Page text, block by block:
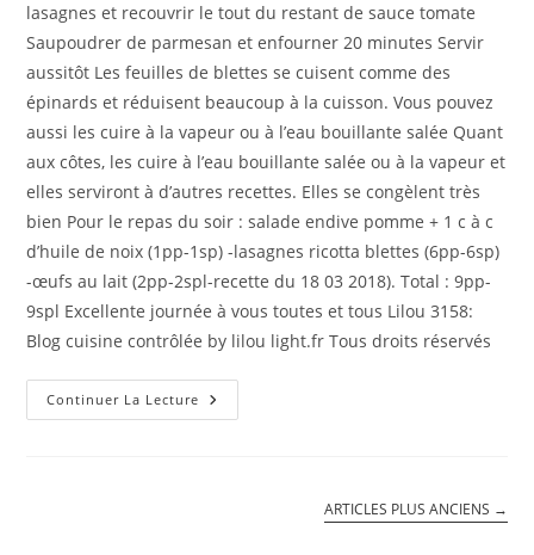
lasagnes et recouvrir le tout du restant de sauce tomate
Saupoudrer de parmesan et enfourner 20 minutes Servir
aussitôt Les feuilles de blettes se cuisent comme des
épinards et réduisent beaucoup à la cuisson. Vous pouvez
aussi les cuire à la vapeur ou à l’eau bouillante salée Quant
aux côtes, les cuire à l’eau bouillante salée ou à la vapeur et
elles serviront à d’autres recettes. Elles se congèlent très
bien Pour le repas du soir : salade endive pomme + 1 c à c
d’huile de noix (1pp-1sp) -lasagnes ricotta blettes (6pp-6sp)
-œufs au lait (2pp-2spl-recette du 18 03 2018). Total : 9pp-
9spl Excellente journée à vous toutes et tous Lilou 3158:
Blog cuisine contrôlée by lilou light.fr Tous droits réservés
Continuer La Lecture LASAGNES
RICOTTA
ARTICLES PLUS ANCIENS →